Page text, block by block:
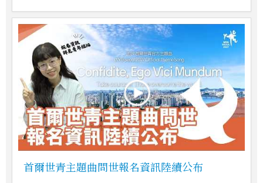
首爾世青主題曲問世報名資訊陸續公布